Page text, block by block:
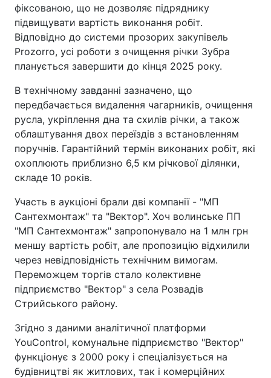
фіксованою, що не дозволяє підряднику
підвищувати вартість виконання робіт.
Відповідно до системи прозорих закупівель
Prozorro, усі роботи з очищення річки Зубра
планується завершити до кінця 2025 року.
В технічному завданні зазначено, що
передбачається видалення чагарників, очищення
русла, укріплення дна та схилів річки, а також
облаштування двох переїздів з встановленням
поручнів. Гарантійний термін виконаних робіт, які
охоплюють приблизно 6,5 км річкової ділянки,
складе 10 років.
Участь в аукціоні брали дві компанії - "МП
Сантехмонтаж" та "Вектор". Хоч волинське ПП
"МП Сантехмонтаж" запропонувало на 1 млн грн
меншу вартість робіт, але пропозицію відхилили
через невідповідність технічним вимогам.
Переможцем торгів стало колективне
підприємство "Вектор" з села Розвадів
Стрийського району.
Згідно з даними аналітичної платформи
YouControl, комунальне підприємство "Вектор"
функціонує з 2000 року і спеціалізується на
будівництві як житлових, так і комерційних